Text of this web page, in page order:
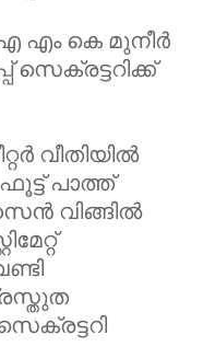
എം കെ മുനീർ
വീതിയിൽ
പാത്ത്
വിങ്ങിൽ